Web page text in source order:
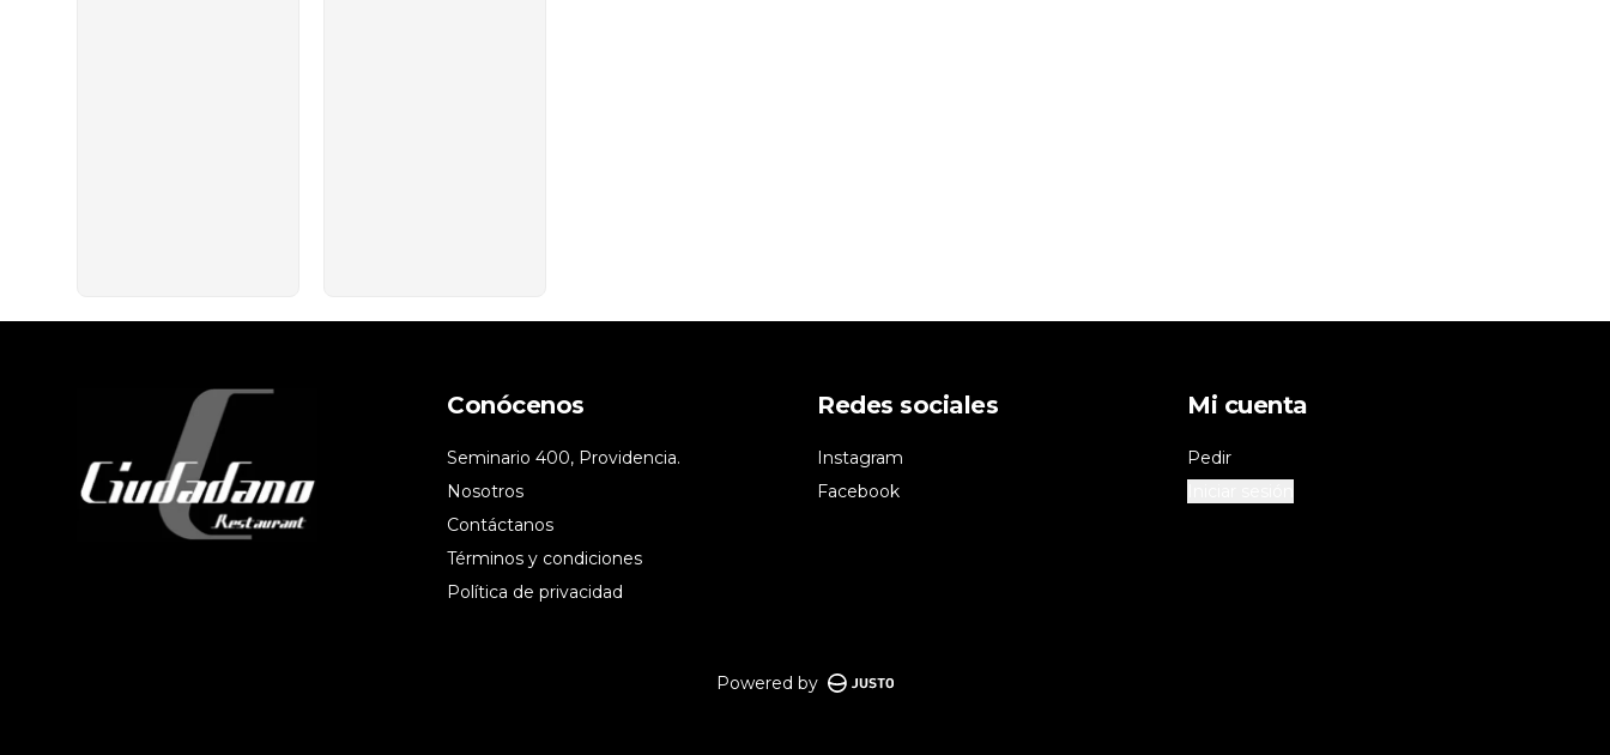
Conócenos
Seminario 400, Providencia.
Nosotros
Contáctanos
Términos y condiciones
Política de privacidad
Redes sociales
Instagram
Facebook
Mi cuenta
Pedir
Powered by